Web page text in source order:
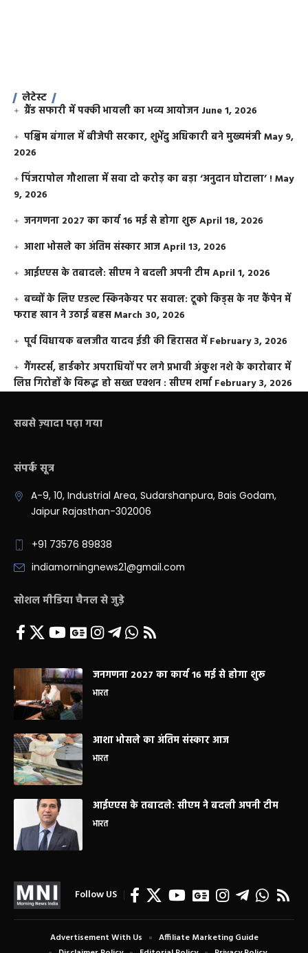
लेटेस्ट
ग्रैंड सफारी में पक्की भायली का भव्य आयोजन June 1, 2026
पश्चिम बंगाल में बीजेपी सरकार, शुभेंदु अधिकारी बने मुख्यमंत्रीMay 9,
2026
​पिंजरापोल गौशाला में सवा दो करोड़ का बड़ा ‘अनुदान घोटाला’ !May
9, 2026
जनगणना 2027 का कार्य 16 मई से होगा शुरूApril 18, 2026
आशा भोसले का अंतिम संस्कार आजApril 13, 2026
आईएएस के तबादले: सीएम ने बदली अपनी टीमApril 1, 2026
बच्चों के लिए एडल्ट स्किनकेयर पर सवाल: टूको किड्स के नए कैंपेन में
फराह खान ने उठाई बहसMarch 30, 2026
पूर्व विधायक बलजीत यादव ईडी की हिरासत में February 3, 2026
गैंगस्टर्स, हार्डकोर अपराधियों पर लगे प्रभावी अंकुश नशे के कारोबार में
लिप्त गिरोहों के विरूद्ध हो सख्त एक्शन : सीएम शर्मा February 3, 2026
सबसे ज़्यादा पढ़ा गया
संपर्क सूत्र
A-9, 10, Industrial Area, Sudarshanpura, Bais Godam,
Jaipur Rajasthan-302006
+91 73576 89838
indiamorningnews21@gmail.com
सोशल मीडिया चैनल से जुड़े
जनगणना 2027 का कार्य 16 मई से होगा शुरू
भारत
आशा भोसले का अंतिम संस्कार आज
भारत
आईएएस के तबादले: सीएम ने बदली अपनी टीम
भारत
Follow US
Advertisement With Us
Affiliate Marketing Guide